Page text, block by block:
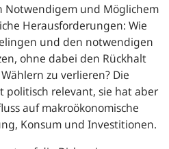
Notwendigem und Möglichem
Herausforderungen: Wie
und den notwendigen
ohne dabei den Rückhalt
zu verlieren? Die
politisch relevant, sie hat aber
auf makroökonomische
Konsum und Investitionen.